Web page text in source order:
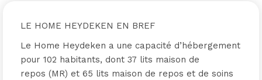
LE HOME HEYDEKEN EN BREF
Le Home Heydeken a une capacité d’hébergement
pour 102 habitants, dont 37 lits maison de
repos (MR) et 65 lits maison de repos et de soins